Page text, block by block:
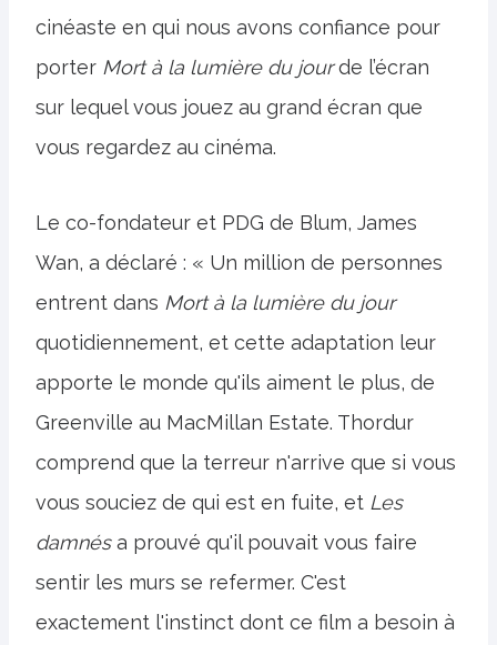
cinéaste en qui nous avons confiance pour
porter Mort à la lumière du jourde l’écran
sur lequel vous jouez au grand écran que
vous regardez au cinéma.
Le co-fondateur et PDG de Blum, James
Wan, a déclaré : « Un million de personnes
entrent dans Mort à la lumière du jour
quotidiennement, et cette adaptation leur
apporte le monde qu'ils aiment le plus, de
Greenville au MacMillan Estate. Thordur
comprend que la terreur n'arrive que si vous
vous souciez de qui est en fuite, et Les
damnésa prouvé qu'il pouvait vous faire
sentir les murs se refermer. C'est
exactement l'instinct dont ce film a besoin à